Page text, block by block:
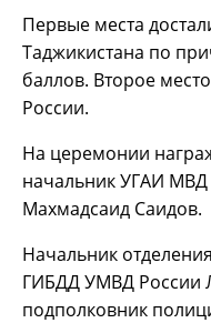
Первые места
Таджикистана по
баллов. Второе
России.
На церемонии
начальник УГАИ МВД
Махмадсаид Саидов.
Начальник
ГИБДД УМВД России
подполковник